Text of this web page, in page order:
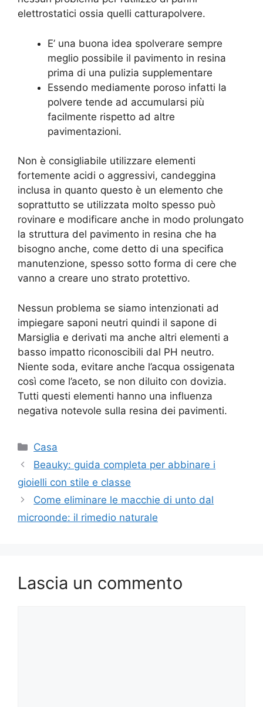
elettrostatici ossia quelli catturapolvere.
E’ una buona idea spolverare sempre
meglio possibile il pavimento in resina
prima di una pulizia supplementare
Essendo mediamente poroso infatti la
polvere tende ad accumularsi più
facilmente rispetto ad altre
pavimentazioni.
Non è consigliabile utilizzare elementi
fortemente acidi o aggressivi, candeggina
inclusa in quanto questo è un elemento che
soprattutto se utilizzata molto spesso può
rovinare e modificare anche in modo prolungato
la struttura del pavimento in resina che ha
bisogno anche, come detto di una specifica
manutenzione, spesso sotto forma di cere che
vanno a creare uno strato protettivo.
Nessun problema se siamo intenzionati ad
impiegare saponi neutri quindi il sapone di
Marsiglia e derivati ma anche altri elementi a
basso impatto riconoscibili dal PH neutro.
Niente soda, evitare anche l’acqua ossigenata
così come l’aceto, se non diluito con dovizia.
Tutti questi elementi hanno una influenza
negativa notevole sulla resina dei pavimenti.
Categorie
Casa
Beauky: guida completa per abbinare i
gioielli con stile e classe
Come eliminare le macchie di unto dal
microonde: il rimedio naturale
Lascia un commento